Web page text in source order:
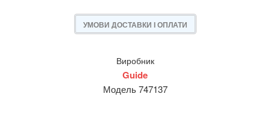
УМОВИ ДОСТАВКИ І ОПЛАТИ
Виробник
Guide
Модель 747137